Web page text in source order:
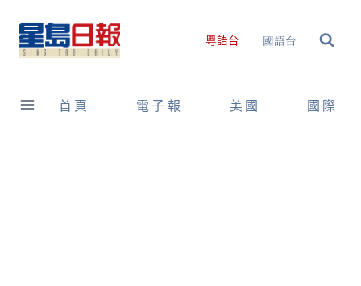
content
粵語台 國語台
首頁 電子報 美國 國際